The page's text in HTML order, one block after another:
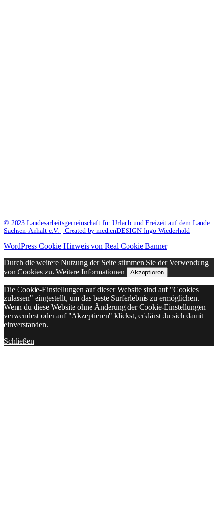
© 2023 Landesarbeitsgemeinschaft für Urlaub und Freizeit auf dem Lande
Sachsen-Anhalt e.V. | Created by medienDESIGN Ingo Wiederhold
WordPress Cookie Hinweis von Real Cookie Banner
Durch die weitere Nutzung der Seite stimmen Sie der Verwendung
von Cookies zu. Weitere Informationen Akzeptieren
Die Cookie-Einstellungen auf dieser Website sind auf "Cookies
zulassen" eingestellt, um das beste Surferlebnis zu ermöglichen.
Wenn du diese Website ohne Änderung der Cookie-Einstellungen
verwendest oder auf "Akzeptieren" klickst, erklärst du sich damit
einverstanden.
Schließen